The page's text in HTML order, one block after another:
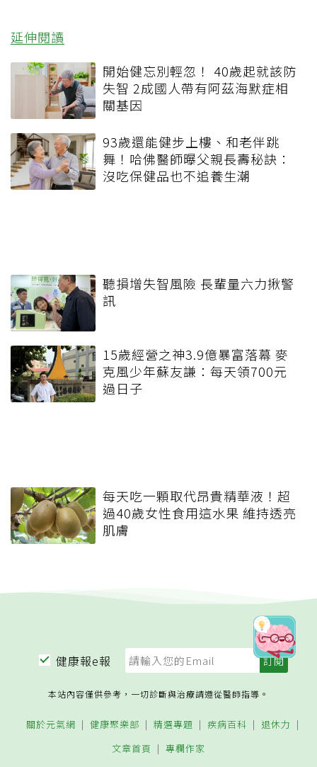
延伸閱讀
開始健忘別輕忽！ 40歲起就該防
失智 2成國人帶有阿茲海默症相
關基因
93歲還能健步上樓、和老伴跳
舞！哈佛醫師曝父親長壽秘訣：
沒吃保健品也不追養生潮
聽損增失智風險 長輩量六力揪警
訊
15歲經營之神3.9億暴富落幕 麥
克風少年蘇友謙：每天領700元
過日子
每天吃一顆取代昂貴精華液！超
過40歲女性食用這水果 維持透亮
肌膚
健康報e報
本站內容僅供參考，一切診斷與治療請遵從醫師指導。
關於元氣網 健康聚樂部 精選專題 疾病百科
退休力
文章首頁
專欄作家